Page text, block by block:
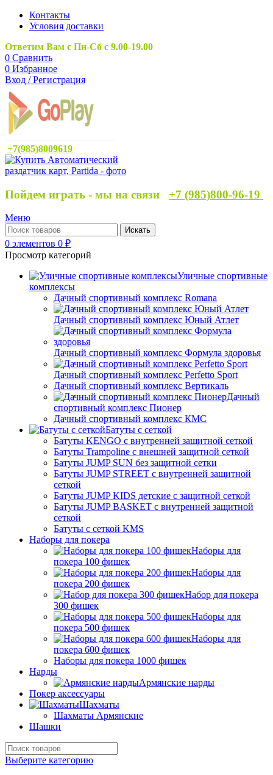
Контакты
Условия доставки
Ответим Вам с Пн-Сб с 9.00-19.00
0 Сравнить
0 Избранное
Вход / Регистрация
+7(985)8009619
Пойдем играть - мы на связи +7 (985)800-96-19
Меню
Искать
0 элементов 0 ₽
Просмотр категорий
Уличные спортивные
комплексы
Дачный спортивный комплекс Romana
Дачный спортивный комплекс Юный Атлет
Дачный спортивный комплекс Формула здоровья
Дачный спортивный комплекс Perfetto Sport
Дачный спортивный комплекс Вертикаль
Дачный
спортивный комплекс Пионер
Дачный спортивный комплекс КМС
Батуты с сеткой
Батуты KENGO с внутренней защитной сеткой
Батуты Trampoline с внешней защитной сеткой
Батуты JUMP SUN без защитной сетки
Батуты JUMP STREET с внутренней защитной
сеткой
Батуты JUMP KIDS детские с защитной сеткой
Батуты JUMP BASKET с внутренней защитной
сеткой
Батуты с сеткой KMS
Наборы для покера
Наборы для
покера 100 фишек
Наборы для
покера 200 фишек
Набор для покера
300 фишек
Наборы для
покера 500 фишек
Наборы для
покера 600 фишек
Наборы для покера 1000 фишек
Нарды
Армянские нарды
Покер аксессуары
Шахматы
Шахматы Армянские
Шашки
Выберите категорию